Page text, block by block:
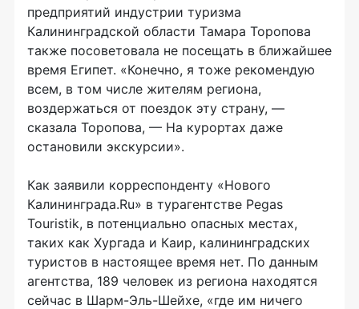
предприятий индустрии туризма
Калининградской области Тамара Торопова
также посоветовала не посещать в ближайшее
время Египет. «Конечно, я тоже рекомендую
всем, в том числе жителям региона,
воздержаться от поездок эту страну, —
сказала Торопова, — На курортах даже
остановили экскурсии».
Как заявили корреспонденту «Нового
Калининграда.Ru» в турагентстве Pegas
Touristik, в потенциально опасных местах,
таких как Хургада и Каир, калининградских
туристов в настоящее время нет. По данным
агентства, 189 человек из региона находятся
сейчас в Шарм-Эль-Шейхе, «где им ничего